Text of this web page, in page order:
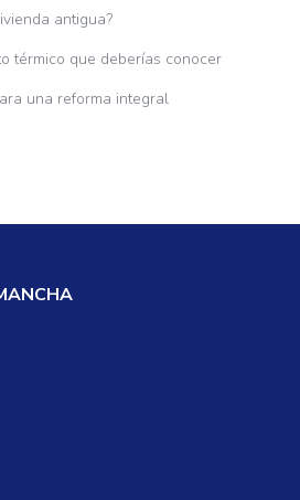
antigua?
térmico que deberías conocer
una reforma integral